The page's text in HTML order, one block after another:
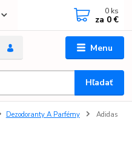
Menu
Hľadať
0 ks
za 0 €
Dezodoranty A Parfémy
Adidas